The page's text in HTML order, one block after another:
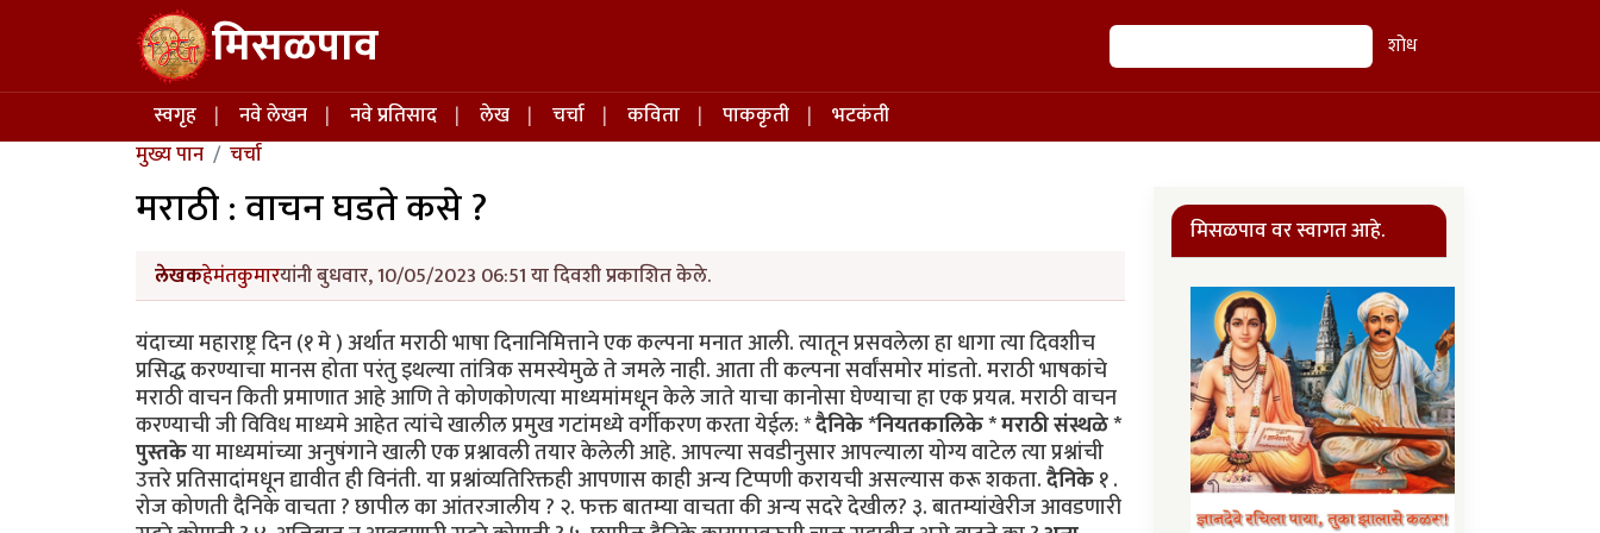
Skip to main content मिसळपाव शोध शोध
Main navigation
स्वगृह नवे लेखन नवे प्रतिसाद लेख चर्चा कविता पाककृती
भटकंती
मुख्य पान
चर्चा
मराठी : वाचन घडते कसे ?
लेखकहेमंतकुमारयांनी बुधवार, 10/05/2023 06:51 या दिवशी प्रकाशित केले.
यंदाच्या महाराष्ट्र दिन (१ मे ) अर्थात मराठी भाषा दिनानिमित्ताने एक कल्पना मनात आली. त्यातून प्रसवलेला हा धागा त्या दिवशीच
प्रसिद्ध करण्याचा मानस होता परंतु इथल्या तांत्रिक समस्येमुळे ते जमले नाही. आता ती कल्पना सर्वांसमोर मांडतो. मराठी भाषकांचे
मराठी वाचन किती प्रमाणात आहे आणि ते कोणकोणत्या माध्यमांमधून केले जाते याचा कानोसा घेण्याचा हा एक प्रयत्न. मराठी वाचन
करण्याची जी विविध माध्यमे आहेत त्यांचे खालील प्रमुख गटांमध्ये वर्गीकरण करता येईल: *दैनिके *नियतकालिके * मराठी संस्थळे *
पुस्तकेया माध्यमांच्या अनुषंगाने खाली एक प्रश्नावली तयार केलेली आहे. आपल्या सवडीनुसार आपल्याला योग्य वाटेल त्या प्रश्नांची
उत्तरे प्रतिसादांमधून द्यावीत ही विनंती. या प्रश्नांव्यतिरिक्तही आपणास काही अन्य टिप्पणी करायची असल्यास करू शकता.दैनिके१ .
रोज कोणती दैनिके वाचता ? छापील का आंतरजालीय ? २. फक्त बातम्या वाचता की अन्य सदरे देखील? ३. बातम्यांखेरीज आवडणारी
मिसळपाव वर स्वागत आहे.